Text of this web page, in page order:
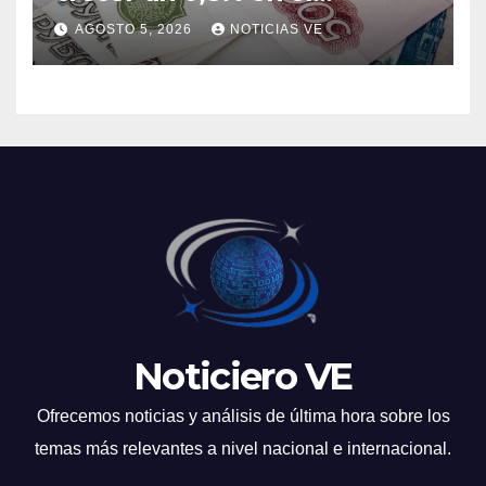
segundo trimestre
AGOSTO 5, 2026 NOTICIAS VE
Noticiero VE
Ofrecemos noticias y análisis de última hora sobre los
temas más relevantes a nivel nacional e internacional.